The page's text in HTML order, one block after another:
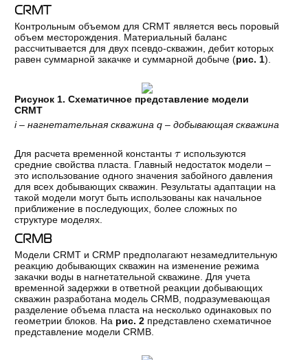
CRMT
Контрольным объемом для CRMT является весь поровый
объем месторождения. Материальный баланс
рассчитывается для двух псевдо-скважин, дебит которых
равен суммарной закачке и суммарной добыче (рис. 1).
Рисунок 1. Схематичное представление модели
CRMT
i – нагнетательная скважина q – добывающая скважина
Для расчета временной константы используются
средние свойства пласта. Главный недостаток модели –
это использование одного значения забойного давления
для всех добывающих скважин. Результаты адаптации на
такой модели могут быть использованы как начальное
приближение в последующих, более сложных по
структуре моделях.
CRMB
Модели CRMT и CRMP предполагают незамедлительную
реакцию добывающих скважин на изменение режима
закачки воды в нагнетательной скважине. Для учета
временной задержки в ответной реакции добывающих
скважин разработана модель CRMB, подразумевающая
разделение объема пласта на несколько одинаковых по
геометрии блоков. На рис. 2 представлено схематичное
представление модели CRMB.